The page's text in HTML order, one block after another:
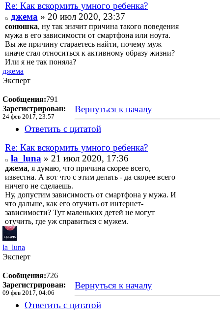
Re: Как вскормить умного ребенка?
джема» 20 июл 2020, 23:37
сонюшка, ну так значит причина такого поведения
мужа в его зависимости от смартфона или ноута.
Вы же причину стараетесь найти, почему муж
иначе стал относиться к активному образу жизни?
Или я не так поняла?
джема
Эксперт
Сообщения:791
Зарегистрирован:
24 фев 2017, 23:57
Вернуться к началу
Ответить с цитатой
Re: Как вскормить умного ребенка?
la_luna» 21 июл 2020, 17:36
джема, я думаю, что причина скорее всего,
известна. А вот что с этим делать - да скорее всего
ничего не сделаешь.
Ну, допустим зависимость от смартфона у мужа. И
что дальше, как его отучить от интернет-
зависимости? Тут маленьких детей не могут
отучить, где уж справиться с мужем.
la_luna
Эксперт
Сообщения:726
Зарегистрирован:
09 фев 2017, 04:06
Вернуться к началу
Ответить с цитатой